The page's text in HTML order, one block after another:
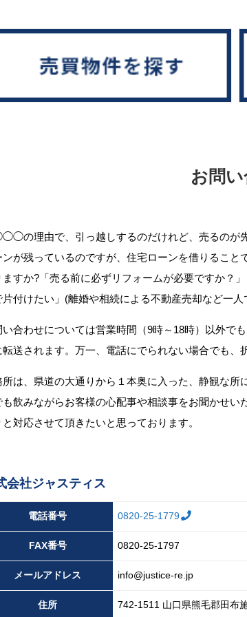
お問
の理由で、引っ越しするのだけれど、売るのが
ンが残っているのですが、住宅ローンを借りるこ
ますか?「売る前に必ずリフォームが必要ですか？
片付けたい」(離婚や相続による不動産売却など一人
い合わせについては営業時間（9時～18時）以外で
転送されます。万一、電話にでられない場合でも、
所は、県道の大通りから１本奥に入った、静観な
も飲みながらお客様の心配事や相談事をお聞かせ
と対応させて頂きたいと思っております。
会社ジャスティス
電話番号 0820-25-1779
FAX番号 0820-25-1797
メールアドレス info@justice-re.jp
住所 742-1511 山口県熊毛郡田布